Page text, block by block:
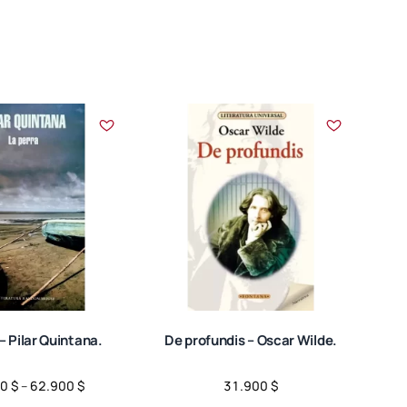
se
pueden
la
página
de
producto
Pilar Quintana.
$– 62.900 $Price
De profundis – Oscar Wilde.
31.900 $